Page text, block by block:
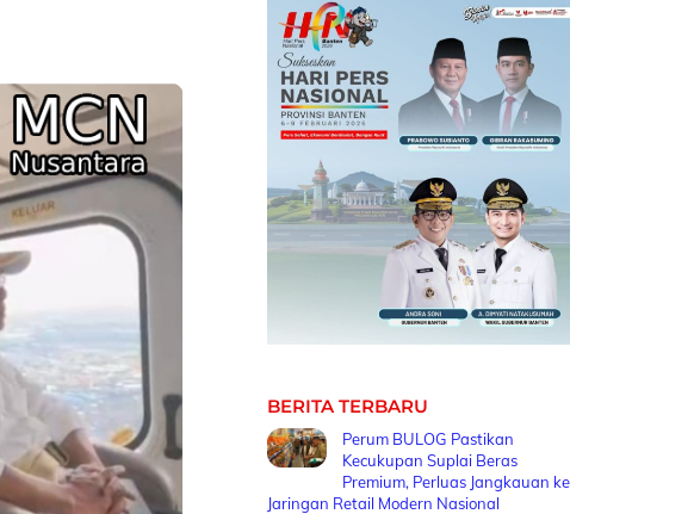
BERITA TERBARU
Perum BULOG Pastikan
Kecukupan Suplai Beras
Premium, Perluas Jangkauan ke
Jaringan Retail Modern Nasional